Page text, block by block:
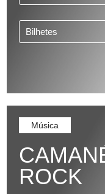
Bilhetes
Música
ROCK